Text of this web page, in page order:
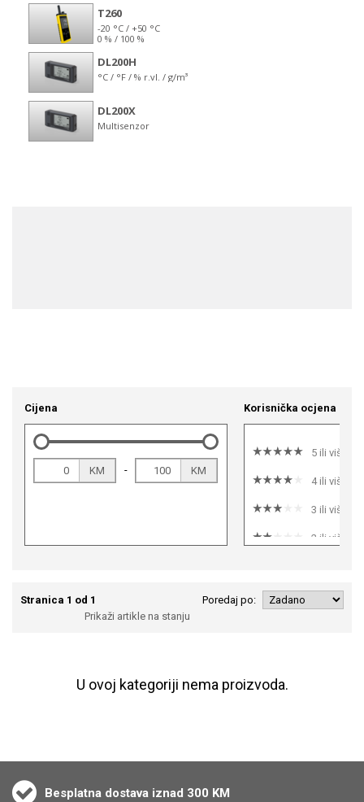
Cijena
KM - KM
Korisnička ocjena
5 ili više
4 ili više
3 ili više
2 ili više
Stranica 1 od 1
Poredaj po:
Prikaži artikle na stanju
U ovoj kategoriji nema proizvoda.
Besplatna dostava iznad 300 KM